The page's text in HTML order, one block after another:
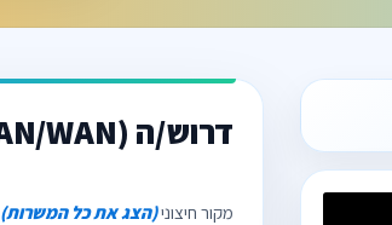
דרוש/ה Network Engineer (LAN/WAN) במרכז
מקור חיצוני(הצג את כל המשרות)